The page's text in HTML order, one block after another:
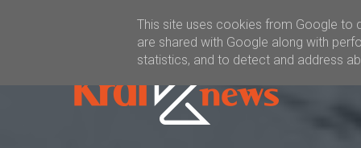
Καλώς ήλθατε Kral News
This site uses cookies from Google to
are shared with Google along with
statistics, and to detect and address